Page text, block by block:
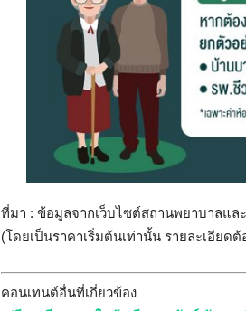
ที่มา : ข้อมูลจากเว็บไซต์สถานพยาบาลแ
(โดยเป็นราคาเริ่มต้นเท่านั้น รายละเอียด
คอนเทนต์อื่นที่เกี่ยวข้อง